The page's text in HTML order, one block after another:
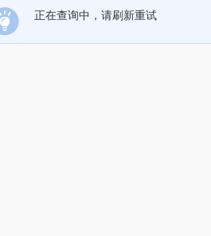
正在查询中，请刷新重试